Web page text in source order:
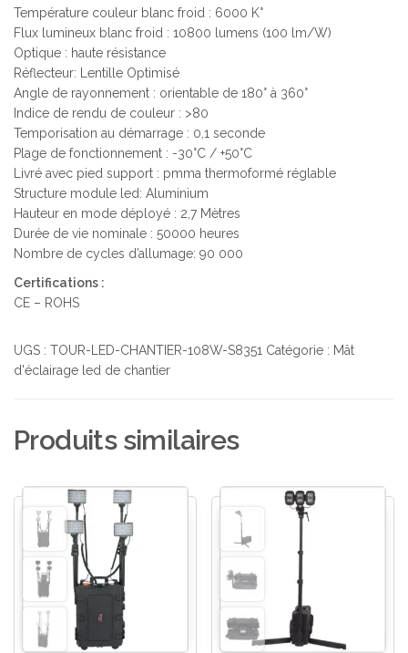
Température couleur blanc froid : 6000 K°
Flux lumineux blanc froid : 10800 lumens (100 lm/W)
Optique : haute résistance
Réflecteur: Lentille Optimisé
Angle de rayonnement : orientable de 180° à 360°
Indice de rendu de couleur : >80
Temporisation au démarrage : 0,1 seconde
Plage de fonctionnement : -30°C / +50°C
Livré avec pied support : pmma thermoformé réglable
Structure module led: Aluminium
Hauteur en mode déployé : 2,7 Mètres
Durée de vie nominale : 50000 heures
Nombre de cycles d’allumage: 90 000
Certifications :
CE – ROHS
UGS : TOUR-LED-CHANTIER-108W-S8351 Catégorie : Mât
d'éclairage led de chantier
Produits similaires